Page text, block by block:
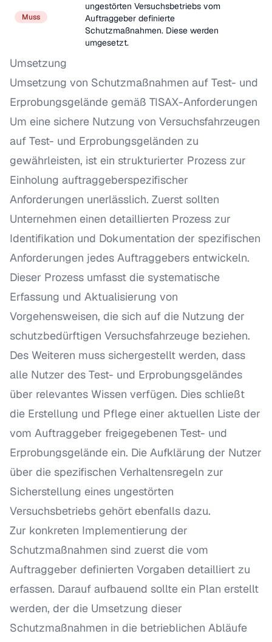
Muss
ungestörten Versuchsbetriebs vom
Auftraggeber definierte
Schutzmaßnahmen. Diese werden
umgesetzt.
Umsetzung
Umsetzung von Schutzmaßnahmen auf Test- und
Erprobungsgelände gemäß TISAX-Anforderungen
Um eine sichere Nutzung von Versuchsfahrzeugen
auf Test- und Erprobungsgeländen zu
gewährleisten, ist ein strukturierter Prozess zur
Einholung auftraggeberspezifischer
Anforderungen unerlässlich. Zuerst sollten
Unternehmen einen detaillierten Prozess zur
Identifikation und Dokumentation der spezifischen
Anforderungen jedes Auftraggebers entwickeln.
Dieser Prozess umfasst die systematische
Erfassung und Aktualisierung von
Vorgehensweisen, die sich auf die Nutzung der
schutzbedürftigen Versuchsfahrzeuge beziehen.
Des Weiteren muss sichergestellt werden, dass
alle Nutzer des Test- und Erprobungsgeländes
über relevantes Wissen verfügen. Dies schließt
die Erstellung und Pflege einer aktuellen Liste der
vom Auftraggeber freigegebenen Test- und
Erprobungsgelände ein. Die Aufklärung der Nutzer
über die spezifischen Verhaltensregeln zur
Sicherstellung eines ungestörten
Versuchsbetriebs gehört ebenfalls dazu.
Zur konkreten Implementierung der
Schutzmaßnahmen sind zuerst die vom
Auftraggeber definierten Vorgaben detailliert zu
erfassen. Darauf aufbauend sollte ein Plan erstellt
werden, der die Umsetzung dieser
Schutzmaßnahmen in die betrieblichen Abläufe